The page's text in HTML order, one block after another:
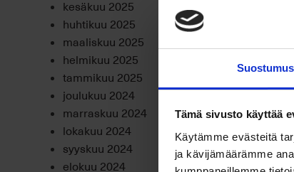
Suostumus
Tämä sivusto käyttää
Käytämme evästeitä
ja kävijämäärämme
kesäkuu 2025
huhtikuu 2025
maaliskuu 2025
helmikuu 2025
tammikuu 2025
joulukuu 2024
marraskuu 2024
lokakuu 2024
syyskuu 2024
elokuu 2024